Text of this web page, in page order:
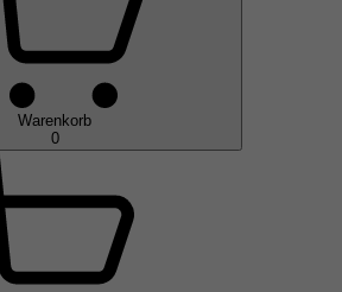
Warenkorb
0